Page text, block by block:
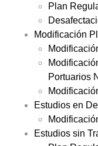
Plan
Modificación
Portuarios
Estudios en
Estudios sin